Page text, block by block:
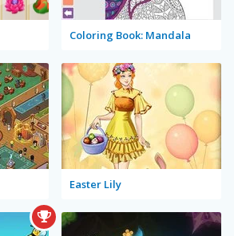
Coloring Book: Mandala
Easter Lily